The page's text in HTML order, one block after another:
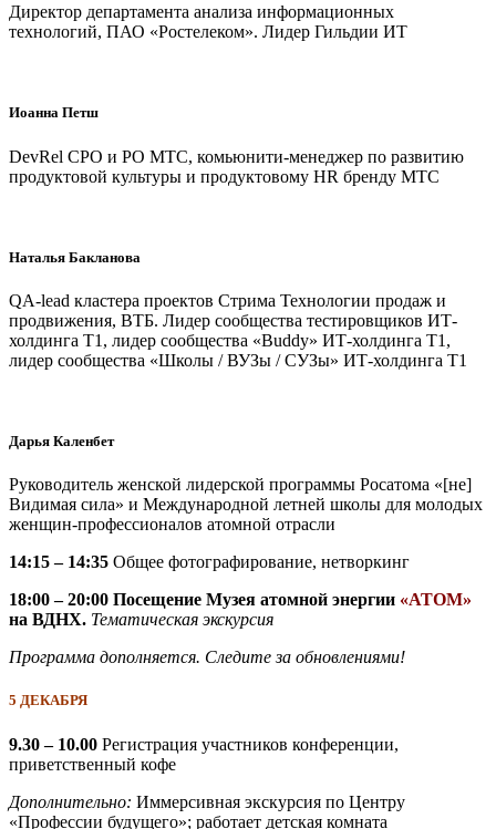
Директор департамента анализа информационных
технологий, ПАО «Ростелеком». Лидер Гильдии ИТ
Иоанна Петш
DevRel CPO и PO МТС, комьюнити-менеджер по развитию
продуктовой культуры и продуктовому HR бренду МТС
Наталья Бакланова
QA-lead кластера проектов Стрима Технологии продаж и
продвижения, ВТБ. Лидер сообщества тестировщиков ИТ-
холдинга Т1, лидер сообщества «Buddy» ИТ-холдинга Т1,
лидер сообщества «Школы / ВУЗы / СУЗы» ИТ-холдинга Т1
Дарья Каленбет
Руководитель женской лидерской программы Росатома «[не]
Видимая сила» и Международной летней школы для молодых
женщин-профессионалов атомной отрасли
14:15 – 14:35 Общее фотографирование, нетворкинг
18:00 – 20:00 Посещение Музея атомной энергии «АТОМ»
на ВДНХ. Тематическая экскурсия
Программа дополняется. Следите за обновлениями!
5 ДЕКАБРЯ
9.30 – 10.00 Регистрация участников конференции,
приветственный кофе
Дополнительно: Иммерсивная экскурсия по Центру
«Профессии будущего»; работает детская комната